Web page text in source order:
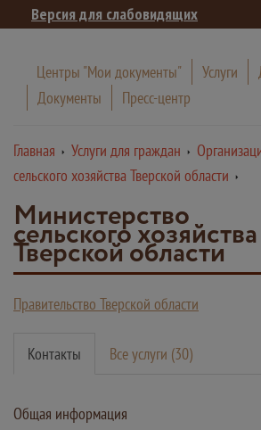
Версия для слабовидящих
Центры "Мои документы" Услуги
Документы
Пресс-центр
Главная Услуги для граждан
сельского хозяйства Тверской области
Министерство
сельского хозяйства
Тверской области
Правительство Тверской области
Контакты Все услуги (30)
Общая информация